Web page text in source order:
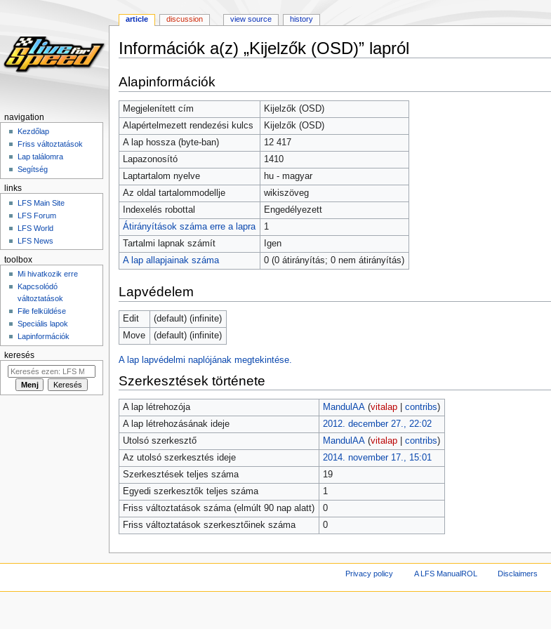
Információk a(z) „Kijelzők (OSD)” lapról
a
navigációhoz
a
kereséshez
Alapinformációk
Megjelenített cím
Kijelzők (OSD)
Alapértelmezett rendezési kulcs
Kijelzők (OSD)
A lap hossza (byte-ban)
12 417
Lapazonosító
1410
Laptartalom nyelve
hu - magyar
Az oldal tartalommodellje
wikiszöveg
Indexelés robottal
Engedélyezett
Átirányítások száma erre a lapra
1
Tartalmi lapnak számít
Igen
A lap allapjainak száma
0 (0 átirányítás; 0 nem átirányítás)
Lapvédelem
Edit
(default) (infinite)
Move
(default) (infinite)
A lap lapvédelmi naplójának megtekintése.
Szerkesztések története
A lap létrehozója MandulAA (vitalap| contribs)
A lap létrehozásának ideje
2012. december 27., 22:02
Utolsó szerkesztő
MandulAA (vitalap| contribs)
Az utolsó szerkesztés ideje
2014. november 17., 15:01
Szerkesztések teljes száma
19
Egyedi szerkesztők teljes száma
1
Friss változtatások száma (elmúlt 90 nap alatt)
0
Friss változtatások szerkesztőinek száma
0
article discussion view source history
navigation
Kezdőlap
Friss változtatások
Lap találomra
Segítség
links
LFS Main Site
LFS Forum
LFS World
LFS News
toolbox
Mi hivatkozik erre
Kapcsolódó
változtatások
File felküldése
Speciális lapok
Lapinformációk
keresés
Privacy policy A LFS ManualROL Disclaimers